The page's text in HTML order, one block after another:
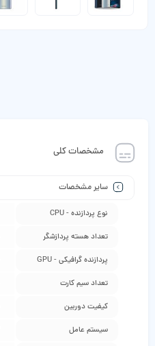
مشخصات کلی
سایر مشخصات
نوع پردازنده - CPU
تعداد هسته پردازشگر
پردازنده گرافیکی - GPU
تعداد سیم کارت
کیفیت دوربین
سیستم عامل